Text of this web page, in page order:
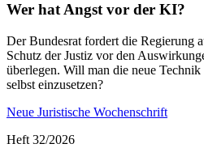
Wer hat Angst vor der KI?
Der Bundesrat fordert die Regierung
Schutz der Justiz vor den
überlegen. Will man die neue
selbst einzusetzen?
Neue Juristische Wochenschrift
Heft 32/2026